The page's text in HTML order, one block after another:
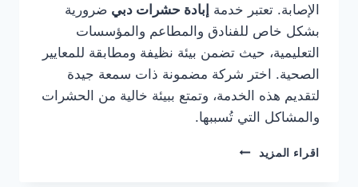
الإصابة. تعتبر خدمة إبادة حشرات دبي ضرورية
بشكل خاص للفنادق والمطاعم والمؤسسات
التعليمية، حيث تضمن بيئة نظيفة ومطابقة للمعايير
الصحية. اختر شركة مضمونة ذات سمعة جيدة
لتقديم هذه الخدمة، وتمتع ببيئة خالية من الحشرات
والمشاكل التي تُسببها.
اقراء المزيد
شركة